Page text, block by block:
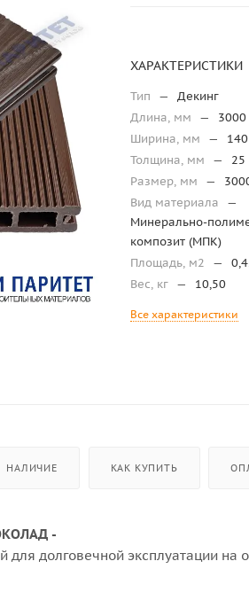
ХАРАКТЕРИСТИКИ
Тип —
Декинг
Длина, мм
—
3000
Ширина, мм
—
140
Толщина, мм
—
25
Размер, мм
—
Вид материала
—
Минерально-
композит (МПК)
Площадь, м2
—
Вес, кг — 10,50
Все характеристики
НАЛИЧИЕ КАК КУПИТЬ
-
долговечной эксплуатации на